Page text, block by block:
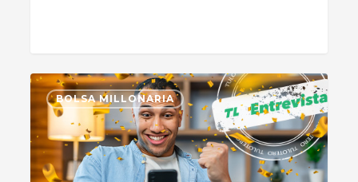
BOLSA MILLONARIA
6